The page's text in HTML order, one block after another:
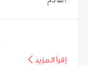
إقرأ المزيد